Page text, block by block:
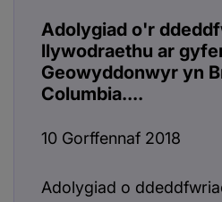
Adolygiad o'r
llywodraethu ar
Geowyddonwyr yn
Columbia....
10 Gorffennaf 2018
Adolygiad o